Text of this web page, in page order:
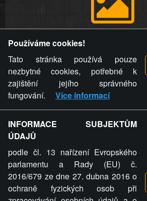
videa a komentáře. Osoba, které se toto
stránky týče, ani osoba, která umístila
stránku, nemůže z důvodu odstranění
komentáře pro výše uvedenou
provozovateli stránky žádný nárok na
nemajetkové újmy.
ZVRÁCENÝ.CZ - Svět není
ty lidi...
Používáme cookies!
Tato stránka používá pouze
nezbytné cookies, potřebné k
zajištění jejího správného
fungování.
Více informací
INFORMACE SUBJEKTŮM
ÚDAJŮ
podle čl. 13 nařízení Evropského
parlamentu a Rady (EU) č.
2016/679 ze dne 27. dubna 2016 o
ochraně fyzických osob při